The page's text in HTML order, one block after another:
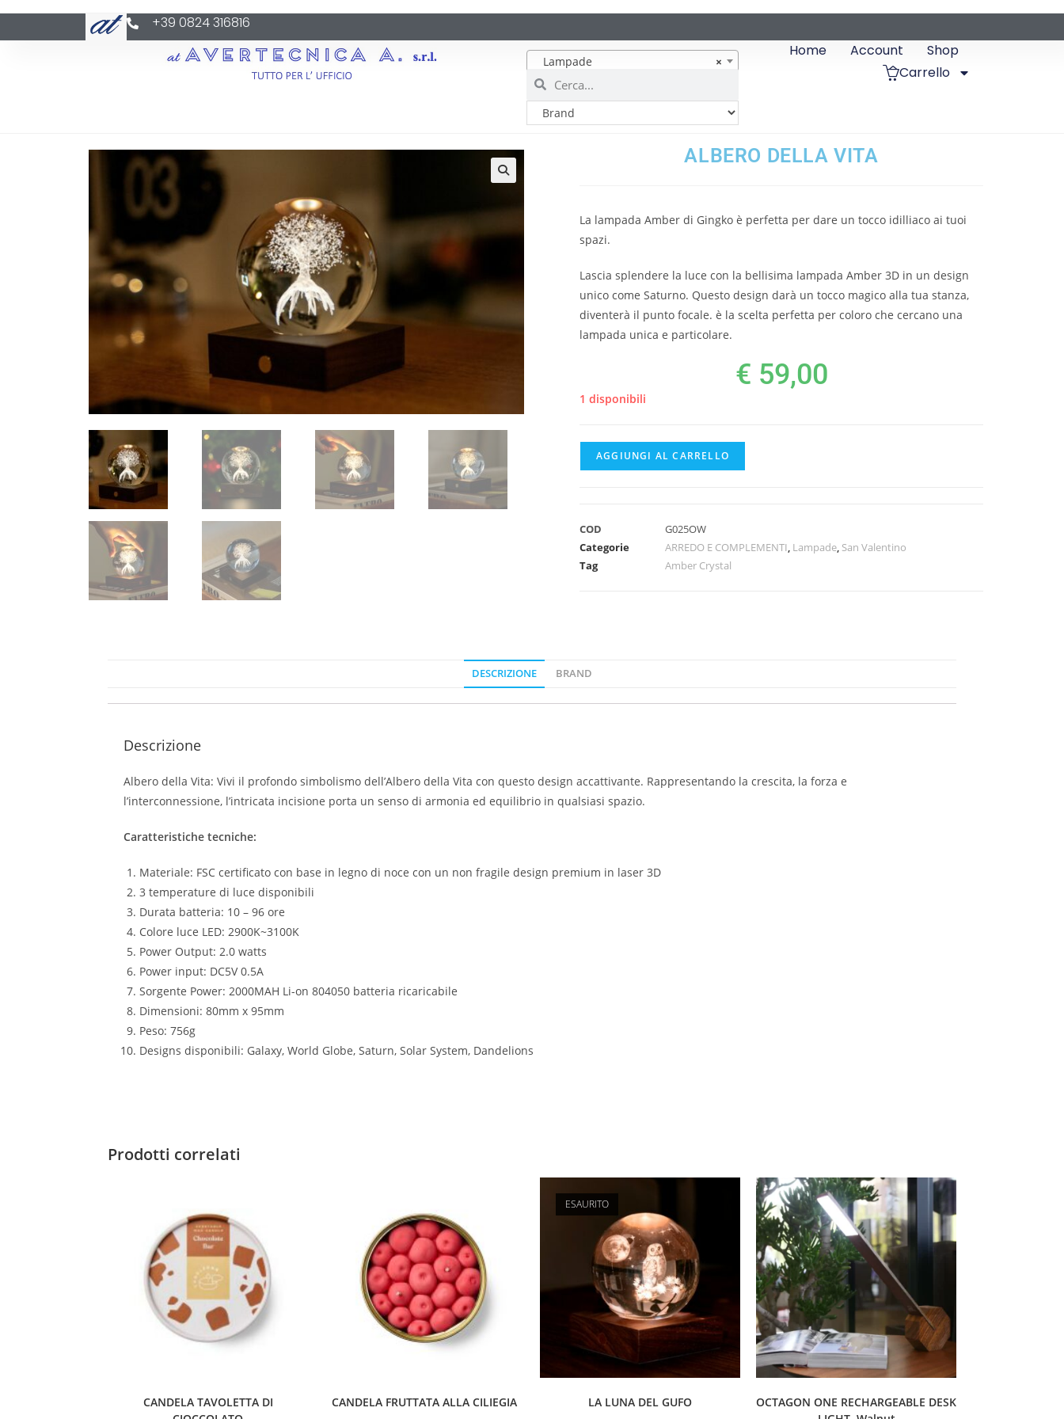
+39 0824 316816
×
Lampade
Home Account
Shop
Carrello
ALBERO DELLA VITA
La lampada Amber di Gingko è perfetta per dare un tocco idilliaco ai tuoi
spazi.
Lascia splendere la luce con la bellisima lampada Amber 3D in un design
unico come Saturno. Questo design darà un tocco magico alla tua stanza,
diventerà il punto focale. è la scelta perfetta per coloro che cercano una
lampada unica e particolare.
€ 59,00
1 disponibili
AGGIUNGI AL CARRELLO
COD
G025OW
Categorie
ARREDO E COMPLEMENTI, Lampade, San Valentino
Tag
Amber Crystal
DESCRIZIONE BRAND
Descrizione
Albero della Vita: Vivi il profondo simbolismo dell’Albero della Vita con questo design accattivante. Rappresentando la crescita, la forza e
l’interconnessione, l’intricata incisione porta un senso di armonia ed equilibrio in qualsiasi spazio.
Caratteristiche tecniche:
Materiale: FSC certificato con base in legno di noce con un non fragile design premium in laser 3D
3 temperature di luce disponibili
Durata batteria: 10 – 96 ore
Colore luce LED: 2900K~3100K
Power Output: 2.0 watts
Power input: DC5V 0.5A
Sorgente Power: 2000MAH Li-on 804050 batteria ricaricabile
Dimensioni: 80mm x 95mm
Peso: 756g
Designs disponibili: Galaxy, World Globe, Saturn, Solar System, Dandelions
Prodotti correlati
CANDELA TAVOLETTA DI
CANDELA FRUTTATA ALLA CILIEGIA
ESAURITO
LA LUNA DEL GUFO
OCTAGON ONE RECHARGEABLE DESK